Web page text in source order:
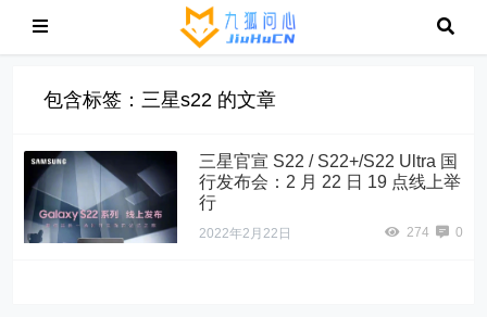
包含标签：三星s22 的文章
三星官宣 S22 / S22+/S22 Ultra 国
行发布会：2 月 22 日 19 点线上举
行
2022年2月22日 274 0